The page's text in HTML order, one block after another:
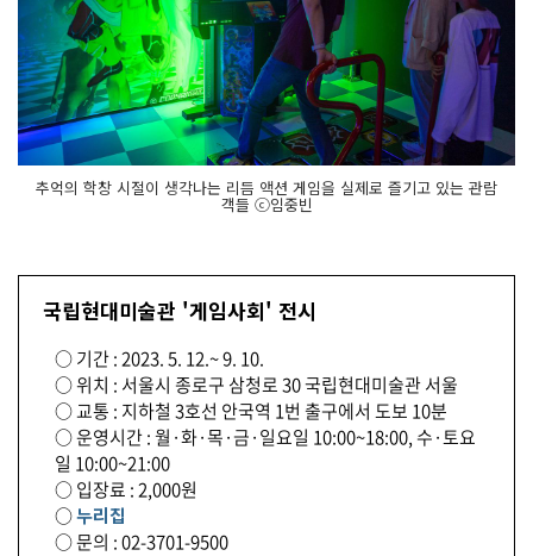
추억의 학창 시절이 생각나는 리듬 액션 게임을 실제로 즐기고 있는 관람
객들 ⓒ임중빈
국립현대미술관 '게임사회' 전시
○ 기간 : 2023. 5. 12.~ 9. 10.
○ 위치 : 서울시 종로구 삼청로 30 국립현대미술관 서울
○ 교통 : 지하철 3호선 안국역 1번 출구에서 도보 10분
○ 운영시간 : 월·화·목·금·일요일 10:00~18:00, 수·토요
일 10:00~21:00
○ 입장료 : 2,000원
○누리집
○ 문의 : 02-3701-9500